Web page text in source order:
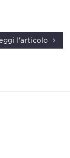
l'articolo